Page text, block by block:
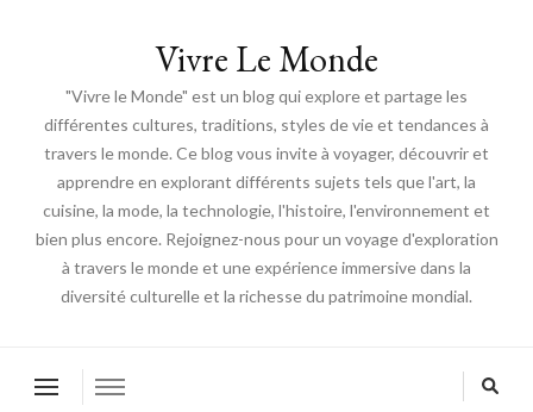
Vivre Le Monde
"Vivre le Monde" est un blog qui explore et partage les
différentes cultures, traditions, styles de vie et tendances à
travers le monde. Ce blog vous invite à voyager, découvrir et
apprendre en explorant différents sujets tels que l'art, la
cuisine, la mode, la technologie, l'histoire, l'environnement et
bien plus encore. Rejoignez-nous pour un voyage d'exploration
à travers le monde et une expérience immersive dans la
diversité culturelle et la richesse du patrimoine mondial.